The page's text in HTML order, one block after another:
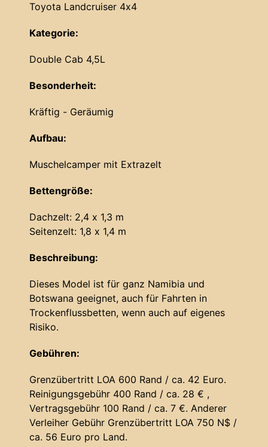
Toyota Landcruiser 4x4
Kategorie:
Double Cab 4,5L
Besonderheit:
Kräftig - Geräumig
Aufbau:
Muschelcamper mit Extrazelt
Bettengröße:
Dachzelt: 2,4 x 1,3 m
Seitenzelt: 1,8 x 1,4 m
Beschreibung:
Dieses Model ist für ganz Namibia und
Botswana geeignet, auch für Fahrten in
Trockenflussbetten, wenn auch auf eigenes
Risiko.
Gebühren:
Grenzübertritt LOA 600 Rand / ca. 42 Euro.
Reinigungsgebühr 400 Rand / ca. 28 € ,
Vertragsgebühr 100 Rand / ca. 7 €. Anderer
Verleiher Gebühr Grenzübertritt LOA 750 N$ /
ca. 56 Euro pro Land.